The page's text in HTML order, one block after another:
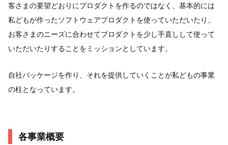
客さまの要望どおりにプロダクトを作るのではなく、基本的には
私どもが作ったソフトウェアプロダクトを使っていただいたり、
お客さまのニーズに合わせてプロダクトを少し手直しして使って
いただいたりすることをミッションとしています。
自社パッケージを作り、それを提供していくことが私どもの事業
の柱となっています。
各事業概要